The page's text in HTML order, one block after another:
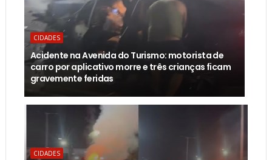
CIDADES
Acidente na Avenida do Turismo: motorista de
carro por aplicativo morre e três crianças ficam
gravemente feridas
CIDADES